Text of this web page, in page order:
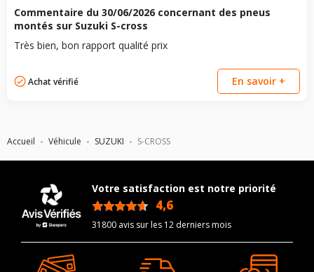
Accueil Véhicule SUZUKI S-CROSS
Commentaire du 30/06/2026 concernant des pneus
montés sur Suzuki S-cross
Très bien, bon rapport qualité prix
Achat vérifié En savoir +
Votre satisfaction est notre priorité
4,6
31800 avis sur les 12 derniers mois